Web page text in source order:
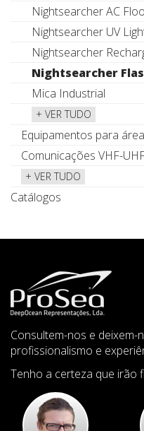
Nightsearcher AC
Nightsearcher UV
Nightsearcher
Nightsearcher
Mica Industrial
+ VER TUDO
Equipamentos para
Comunicações VHF-
+ VER TUDO
Catálogos
Consultem-nos e
profissionalismo e
Tenho a certeza que irão